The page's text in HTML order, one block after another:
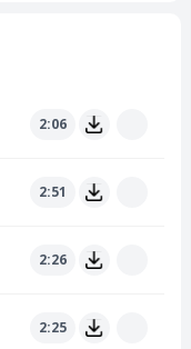
2:06
2:51
2:26
2:25